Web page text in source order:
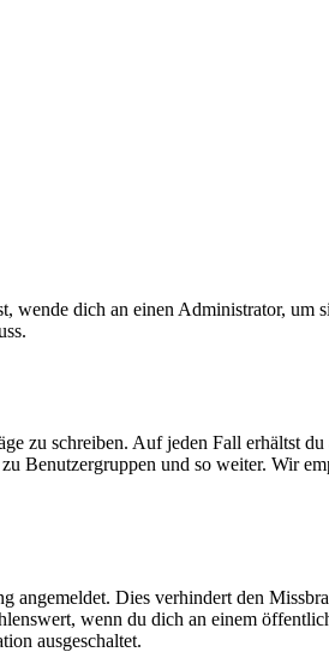
dich an einen Administrator, um
zu schreiben. Auf jeden Fall erhältst
Benutzergruppen und so weiter. Wir
angemeldet. Dies verhindert den
wenn du dich an einem
ausgeschaltet.